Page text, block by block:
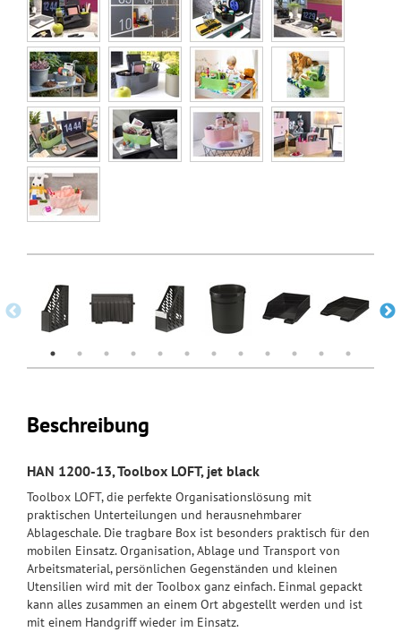
Beschreibung
HAN 1200-13, Toolbox LOFT, jet black
Toolbox LOFT, die perfekte Organisationslösung mit
praktischen Unterteilungen und herausnehmbarer
Ablageschale. Die tragbare Box ist besonders praktisch für den
mobilen Einsatz. Organisation, Ablage und Transport von
Arbeitsmaterial, persönlichen Gegenständen und kleinen
Utensilien wird mit der Toolbox ganz einfach. Einmal gepackt
kann alles zusammen an einem Ort abgestellt werden und ist
mit einem Handgriff wieder im Einsatz.